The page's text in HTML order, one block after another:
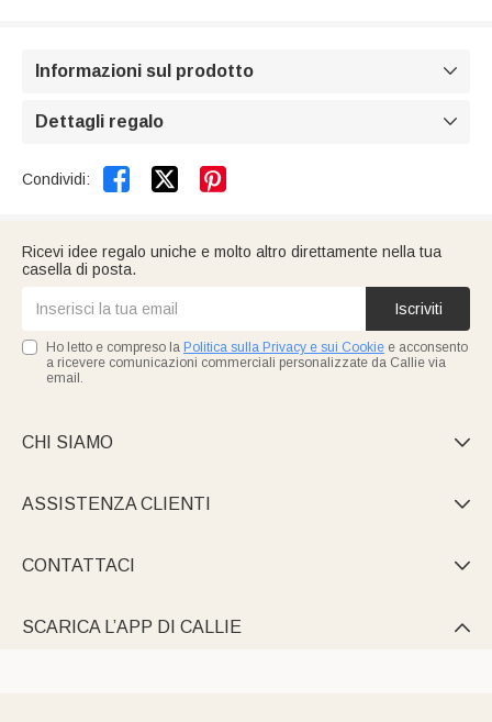
Informazioni sul prodotto 
Dettagli regalo 
Condividi:  
Ricevi idee regalo uniche e molto altro direttamente nella tua
casella di posta.
Iscriviti
Ho letto e compreso la Politica sulla Privacy e sui Cookie e acconsento
a ricevere comunicazioni commerciali personalizzate da Callie via
email.
CHI SIAMO 
ASSISTENZA CLIENTI 
CONTATTACI 
SCARICA L’APP DI CALLIE 